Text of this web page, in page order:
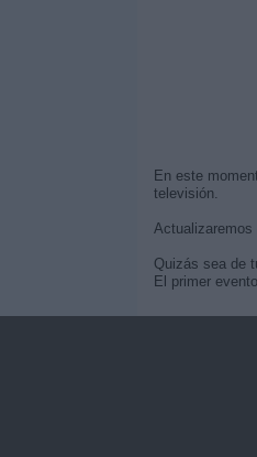
En este
televisión.
Actualizaremos
Quizás sea de
El primer